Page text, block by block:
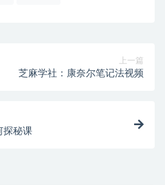
上一篇
芝麻学社：康奈尔笔记法视频
探秘课